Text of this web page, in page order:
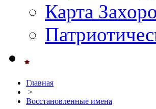
Карта
Главная
>
Восстановленные имена